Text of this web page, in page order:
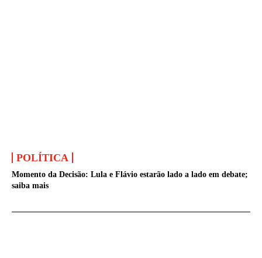
POLÍTICA
Momento da Decisão: Lula e Flávio estarão lado a lado em debate;
saiba mais